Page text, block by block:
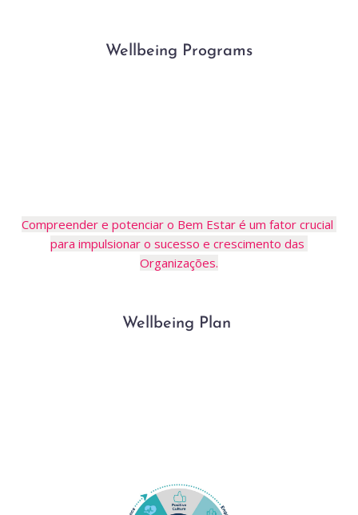
Wellbeing Programs
Compreender e potenciar o Bem Estar é um fator crucial
para impulsionar o sucesso e crescimento das
Organizações.
Wellbeing Plan